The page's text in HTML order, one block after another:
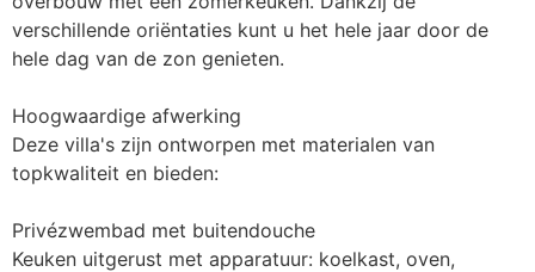
verschillende oriëntaties kunt u het hele jaar door de
hele dag van de zon genieten.
Hoogwaardige afwerking
Deze villa's zijn ontworpen met materialen van
topkwaliteit en bieden:
Privézwembad met buitendouche
Keuken uitgerust met apparatuur: koelkast, oven,